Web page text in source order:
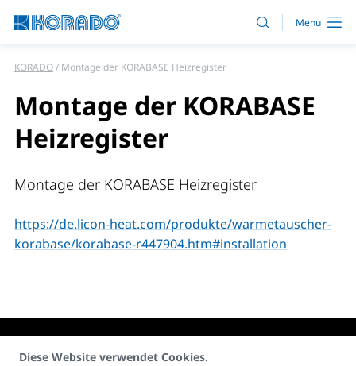
KORADO Montage der KORABASE Heizregister
Montage der KORABASE
Heizregister
Montage der KORABASE Heizregister
https://de.licon-heat.com/produkte/warmetauscher-
korabase/korabase-r447904.htm#installation
Diese Website verwendet Cookies.